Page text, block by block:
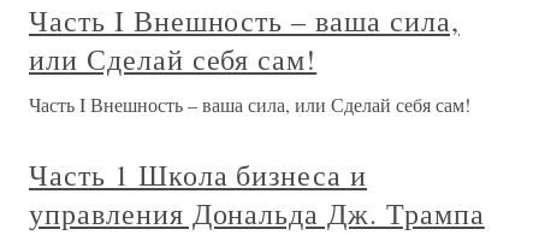
Часть I Внешность – ваша сила,
или Сделай себя сам!
Часть I Внешность – ваша сила, или Сделай себя сам!
Часть 1 Школа бизнеса и
управления Дональда Дж. Трампа